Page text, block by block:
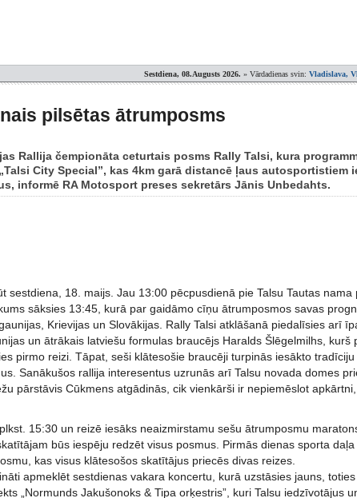
Sestdiena, 08.Augusts 2026. » Vārdadienas svin: Vladislava,
pilsētas ātrumposms
Rallija čempionāta ceturtais posms Rally Talsi, kura
City Special”, kas 4km garā distancē ļaus autosportistiem
informē RA Motosport preses sekretārs Jānis Unbedahts.
sestdiena, 18. maijs. Jau 13:00 pēcpusdienā pie Talsu Tautas nama
sāksies 13:45, kurā par gaidāmo cīņu ātrumposmos savas
Krievijas un Slovākijas. Rally Talsi atklāšanā piedalīsies arī
un ātrākais latviešu formulas braucējs Haralds Šlēgelmilhs, kurš
pirmo reizi. Tāpat, seši klātesošie braucēji turpinās iesākto
Sanākušos rallija interesentus uzrunās arī Talsu novada domes
pārstāvis Cūkmens atgādinās, cik vienkārši ir nepiemēslot
15:30 un reizē iesāks neaizmirstamu sešu ātrumposmu
būs iespēju redzēt visus posmus. Pirmās dienas sporta
kas visus klātesošos skatītājus priecēs divas reizes.
apmeklēt sestdienas vakara koncertu, kurā uzstāsies jauns, toties
„Normunds Jakušonoks & Tipa orķestris”, kuri Talsu iedzīvotājus